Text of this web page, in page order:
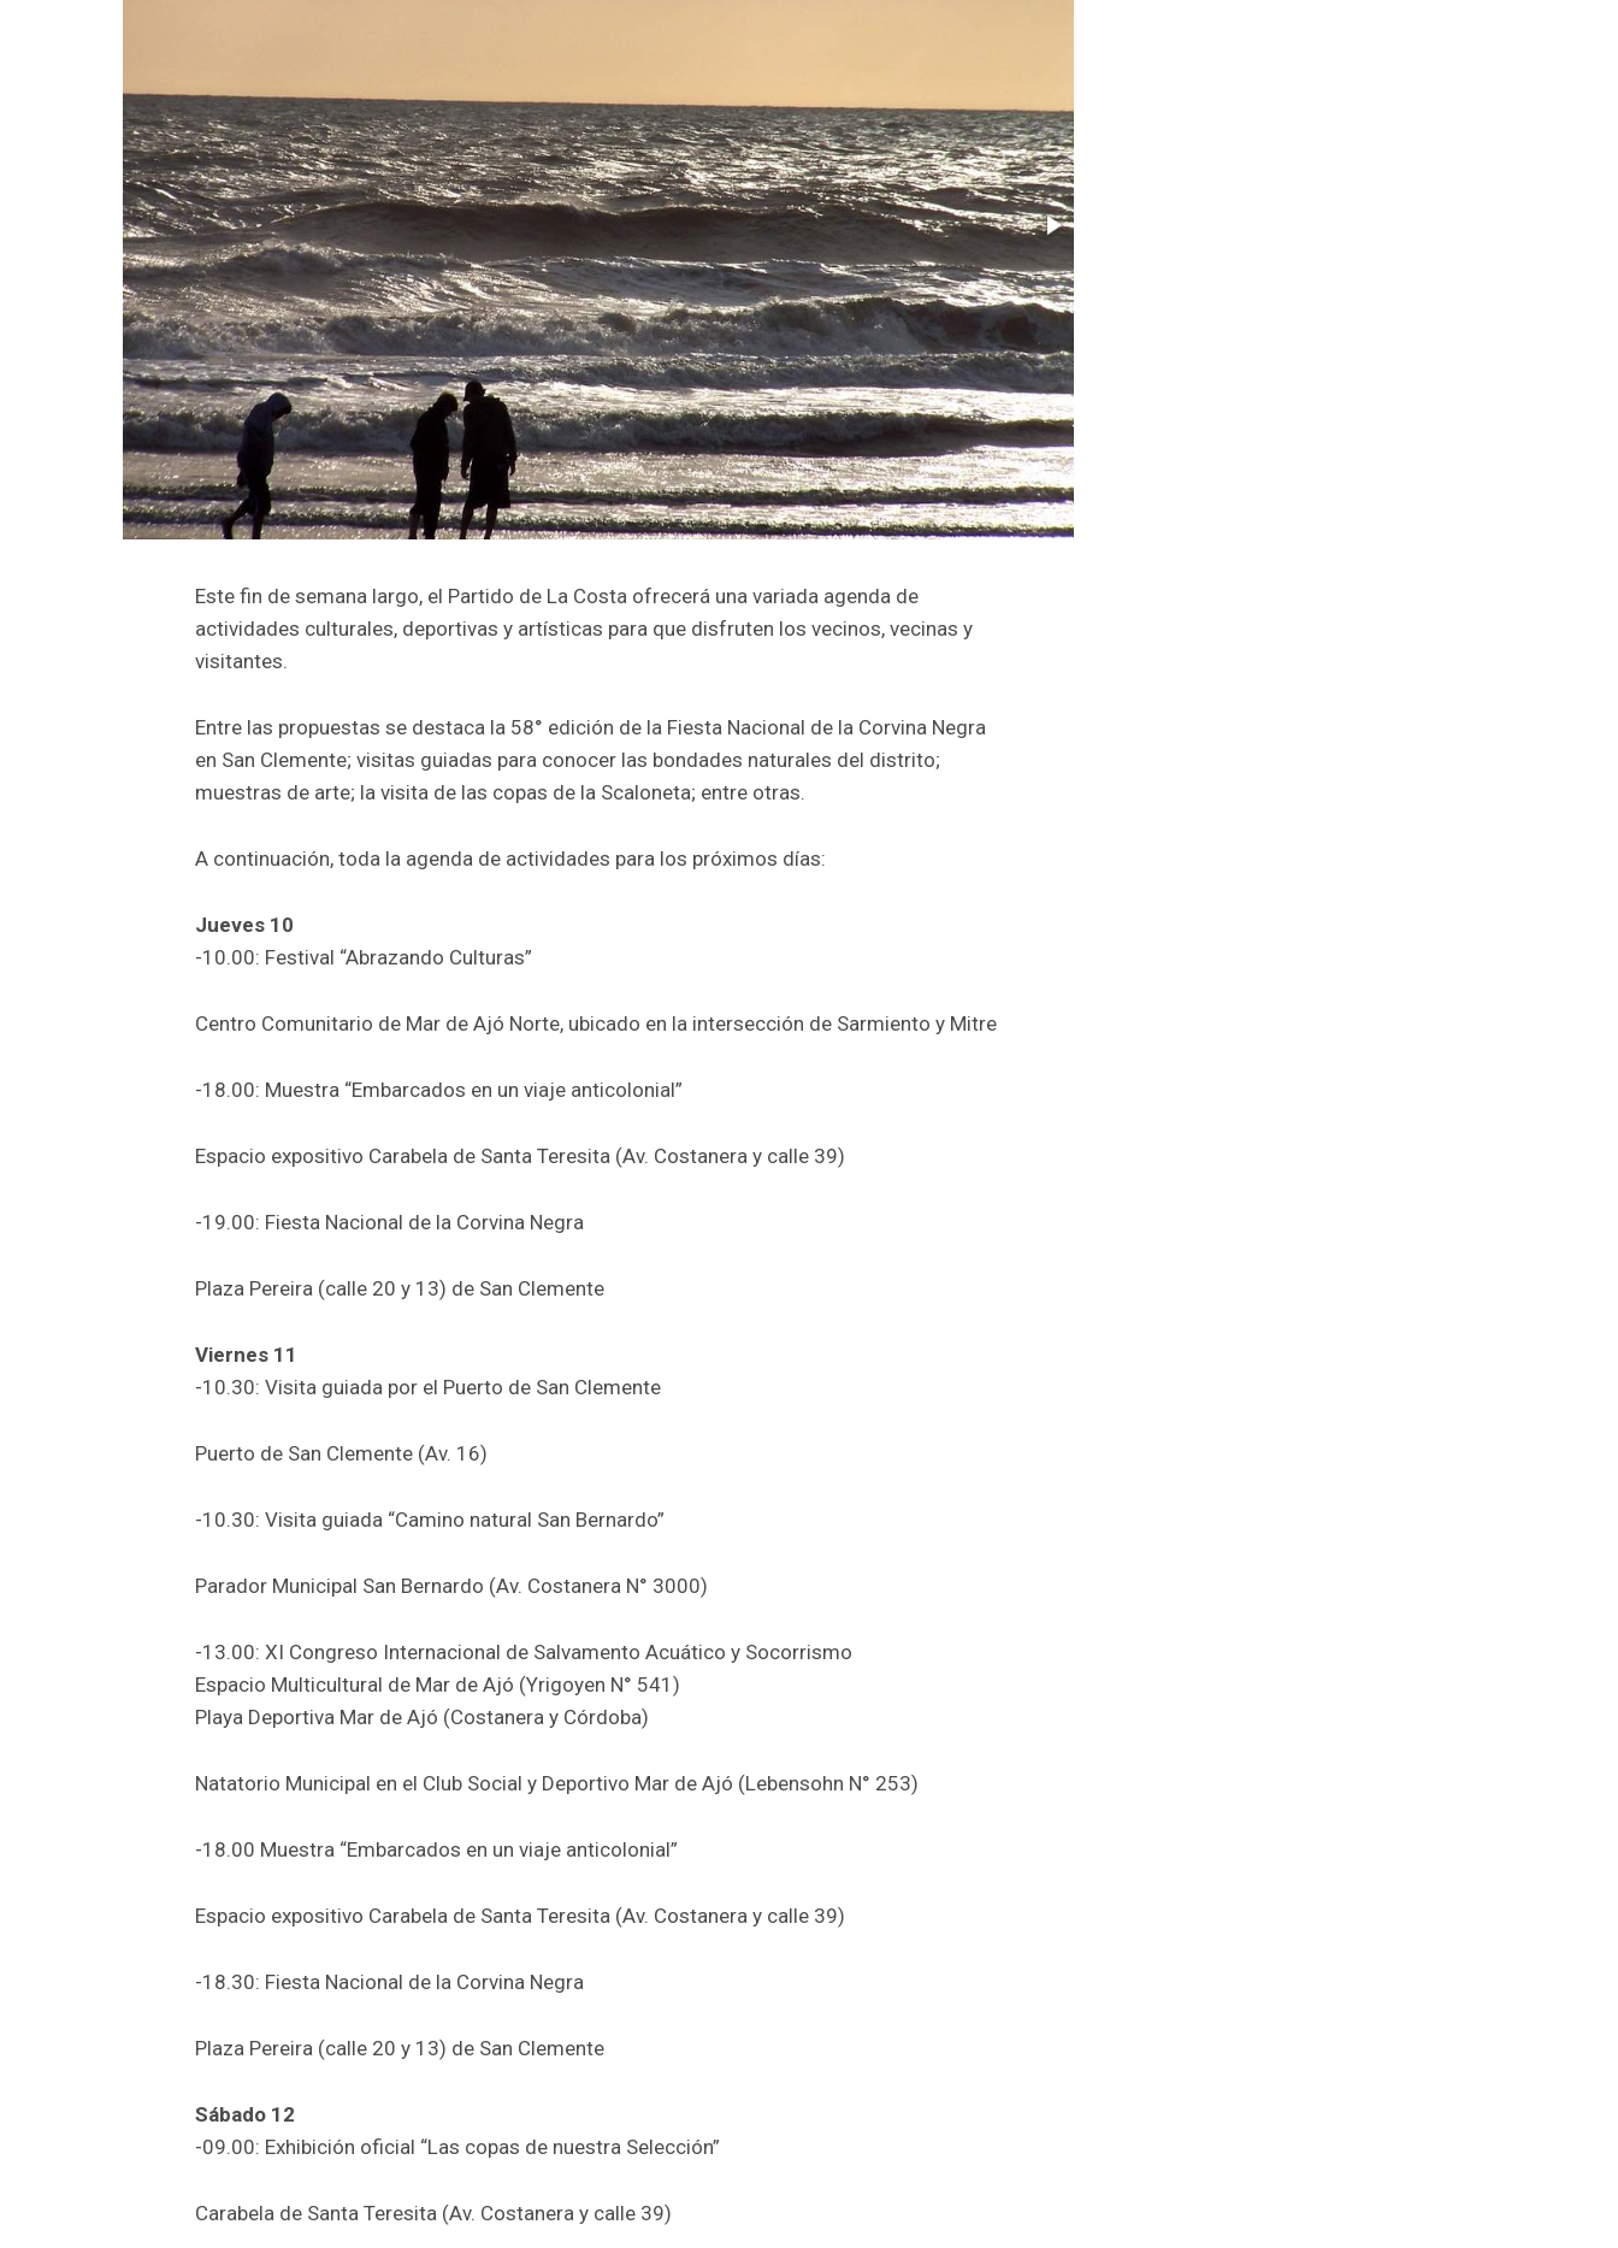
Este fin de semana largo, el Partido de La Costa ofrecerá una variada agenda de
actividades culturales, deportivas y artísticas para que disfruten los vecinos, vecinas y
visitantes.
Entre las propuestas se destaca la 58° edición de la Fiesta Nacional de la Corvina Negra
en San Clemente; visitas guiadas para conocer las bondades naturales del distrito;
muestras de arte; la visita de las copas de la Scaloneta; entre otras.
A continuación, toda la agenda de actividades para los próximos días:
Jueves 10
-10.00: Festival “Abrazando Culturas”
Centro Comunitario de Mar de Ajó Norte, ubicado en la intersección de Sarmiento y Mitre
-18.00: Muestra “Embarcados en un viaje anticolonial”
Espacio expositivo Carabela de Santa Teresita (Av. Costanera y calle 39)
-19.00: Fiesta Nacional de la Corvina Negra
Plaza Pereira (calle 20 y 13) de San Clemente
Viernes 11
-10.30: Visita guiada por el Puerto de San Clemente
Puerto de San Clemente (Av. 16)
-10.30: Visita guiada “Camino natural San Bernardo”
Parador Municipal San Bernardo (Av. Costanera N° 3000)
-13.00: XI Congreso Internacional de Salvamento Acuático y Socorrismo
Espacio Multicultural de Mar de Ajó (Yrigoyen N° 541)
Playa Deportiva Mar de Ajó (Costanera y Córdoba)
Natatorio Municipal en el Club Social y Deportivo Mar de Ajó (Lebensohn N° 253)
-18.00 Muestra “Embarcados en un viaje anticolonial”
Espacio expositivo Carabela de Santa Teresita (Av. Costanera y calle 39)
-18.30: Fiesta Nacional de la Corvina Negra
Plaza Pereira (calle 20 y 13) de San Clemente
Sábado 12
-09.00: Exhibición oficial “Las copas de nuestra Selección”
Carabela de Santa Teresita (Av. Costanera y calle 39)